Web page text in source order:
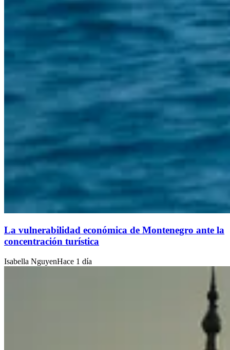
La vulnerabilidad económica de Montenegro ante la
concentración turística
Isabella NguyenHace 1 día